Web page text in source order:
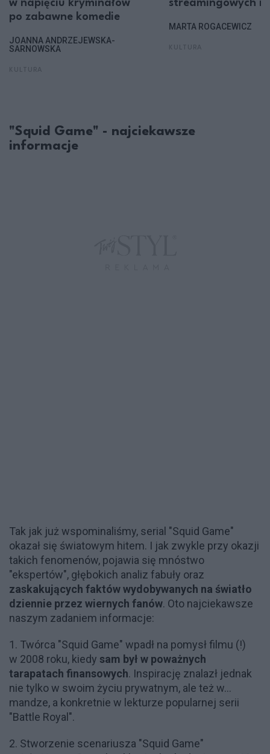
w napięciu kryminałów
po zabawne komedie
JOANNA ANDRZEJEWSKA-
SARNOWSKA
streamingowych i
MARTA ROGACEWICZ
"Squid Game" - najciekawsze
informacje
Tak jak już wspominaliśmy, serial "Squid Game"
okazał się światowym hitem. I jak zwykle przy okazji
takich fenomenów, pojawia się mnóstwo
"ekspertów", głębokich analiz fabuły oraz
zaskakujących faktów wydobywanych na światło
dziennie przez wiernych fanów. Oto najciekawsze
naszym zadaniem informacje:
1. Twórca "Squid Game" wpadł na pomysł filmu (!)
w 2008 roku, kiedy sam był w poważnych
tarapatach finansowych. Inspirację znalazł jednak
nie tylko w swoim życiu prywatnym, ale też w...
mandze, a konkretnie w lekturze popularnej serii
"Battle Royal".
2. Stworzenie scenariusza "Squid Game"